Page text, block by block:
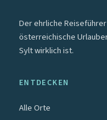
Der ehrliche
österreichische
Sylt wirklich ist.
ENTDECKEN
Alle Orte